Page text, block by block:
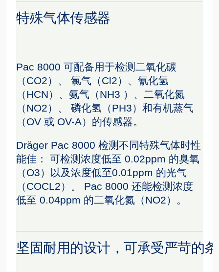
特殊气体传感器
Pac 8000 可配备用于检测二氧化碳
（CO2）、 氯气（Cl2）、氰化氢
（HCN）、氨气（NH3 ）、二氧化氮
（NO2）、 磷化氢（PH3）和有机蒸气
（OV 或 OV-A）的传感器。
Dräger Pac 8000 检测不同特殊气体时性
能佳： 可检测浓度低至 0.02ppm 的臭氧
（O3）以及浓度低至0.01ppm 的光气
（COCL2）。 Pac 8000 还能检测浓度
低至 0.04ppm 的二氧化氮（NO2）。
坚固耐用的设计，可承受严苛的